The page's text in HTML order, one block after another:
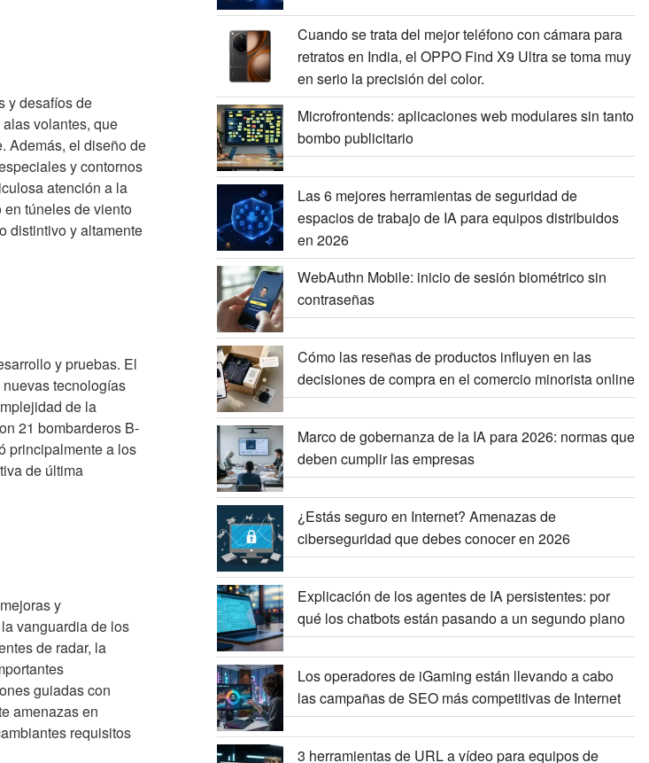
y desafíos de
volantes, que
Además, el diseño de
y contornos
atención a la
túneles de viento
distintivo y altamente
y pruebas. El
tecnologías
de la
21 bombarderos B-
principalmente a los
de última
y
vanguardia de los
de radar, la
guiadas con
amenazas en
requisitos
Cuando se trata del mejor teléfono con cámara para
retratos en India, el OPPO Find X9 Ultra se toma muy
en serio la precisión del color.
Microfrontends: aplicaciones web modulares sin tanto
bombo publicitario
Las 6 mejores herramientas de seguridad de
espacios de trabajo de IA para equipos distribuidos
en 2026
WebAuthn Mobile: inicio de sesión biométrico sin
contraseñas
Cómo las reseñas de productos influyen en las
decisiones de compra en el comercio minorista online
Marco de gobernanza de la IA para 2026: normas que
deben cumplir las empresas
¿Estás seguro en Internet? Amenazas de
ciberseguridad que debes conocer en 2026
Explicación de los agentes de IA persistentes: por
qué los chatbots están pasando a un segundo plano
Los operadores de iGaming están llevando a cabo
las campañas de SEO más competitivas de Internet
3 herramientas de URL a vídeo para equipos de